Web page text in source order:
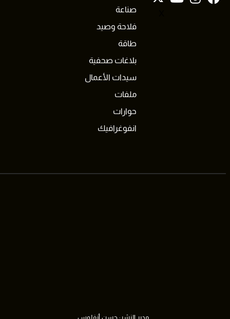
صناعة
فلاحة وصيد
طاقة
بلاغات صحفية
سيدات الأعمال
ملفات
حوارات
انفوغرافيك
مدير النشر: حسن أنفلوس